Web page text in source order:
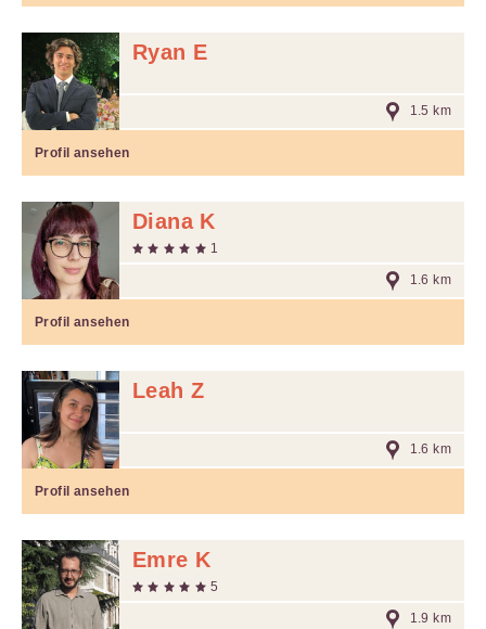
Ryan E
1.5 km
Profil ansehen
Diana K
1
1.6 km
Profil ansehen
Leah Z
1.6 km
Profil ansehen
Emre K
5
1.9 km